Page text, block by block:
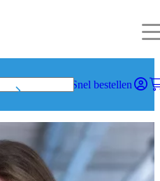
Snel bestellen